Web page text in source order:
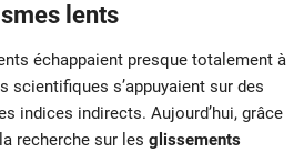
lents
échappaient presque totalement à
scientifiques s’appuyaient sur des
indices indirects. Aujourd’hui, grâce
recherche sur les glissements